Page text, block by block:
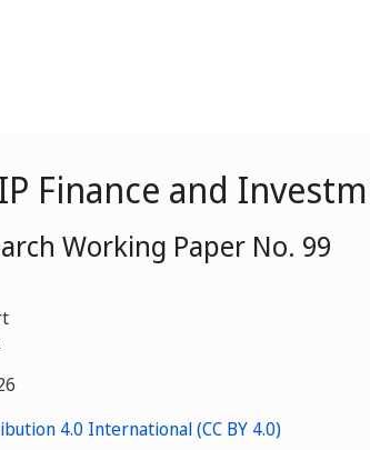
Finance and
Working Paper No. 99